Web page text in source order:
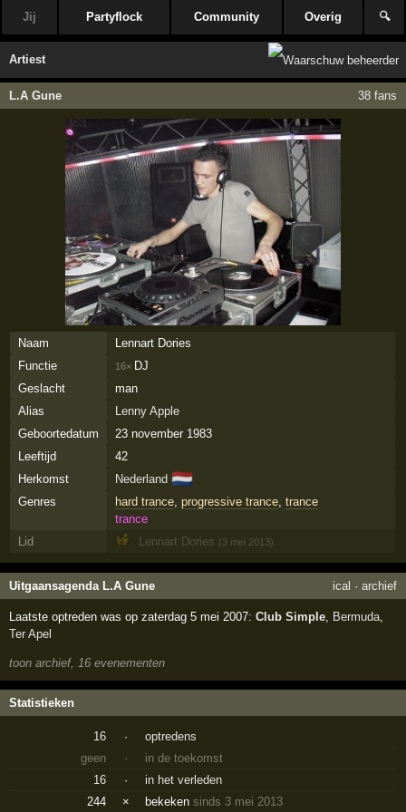
Jij Partyflock Community Overig 🔍
Artiest
L.A Gune 38 fans
Naam
Lennart Dories
Functie
16× DJ
Geslacht
man
Alias
Lenny Apple
Geboortedatum
23 november 1983
Leeftijd
42
Herkomst
Nederland 🇳🇱
Genres hard trance, progressive trance, trance
trance
Lid
Lennart Dories (3 mei 2013)
Uitgaansagenda L.A Gune ical · archief
Laatste optreden was op zaterdag 5 mei 2007:Club Simple Bermuda
Ter Apel
toon archief, 16 evenementen
Statistieken
16 ·
optredens
geen
·
in de toekomst
16
·
in het verleden
244
× bekekensinds 3 mei 2013